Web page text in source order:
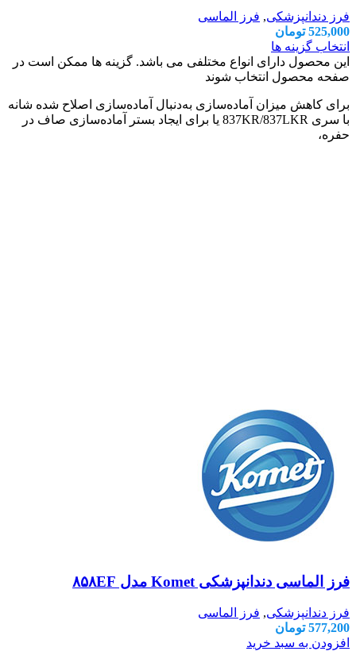
فرز دندانپزشکی, فرز الماسی
525,000 تومان
انتخاب گزینه ها
این محصول دارای انواع مختلفی می باشد. گزینه ها ممکن است در
صفحه محصول انتخاب شوند
برای کاهش میزان آماده‌سازی به‌دنبال آماده‌سازی اصلاح شده شانه
با سری 837KR/837LKR یا برای ایجاد بستر آماده‌سازی صاف در
حفره،
فرز الماسی دندانپزشکی Komet مدل ۸۵۸EF
فرز دندانپزشکی, فرز الماسی
577,200 تومان
افزودن به سبد خرید